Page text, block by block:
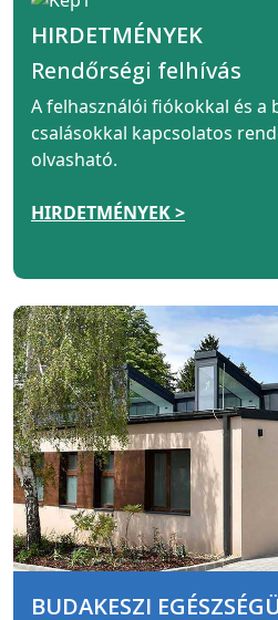
HIRDETMÉNYEK
Rendőrségi felhívás
A felhasználói fiókokkal és a
csalásokkal kapcsolatos
olvasható.
HIRDETMÉNYEK >
BUDAKESZI